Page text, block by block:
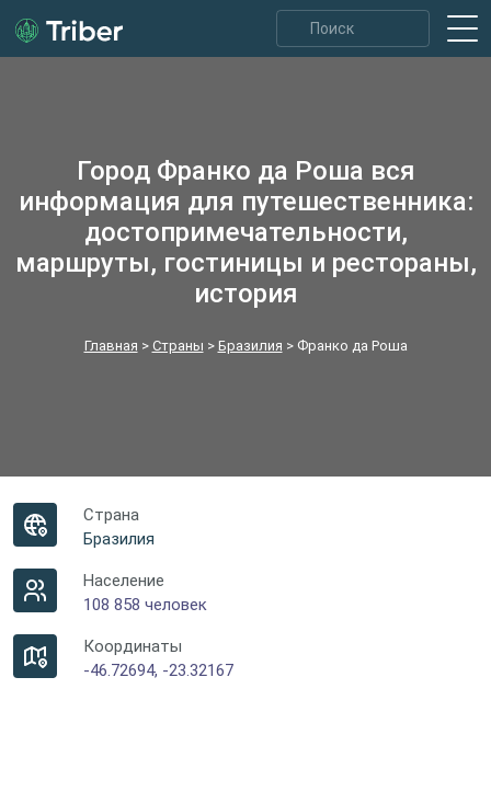
Город Франко да Роша вся
информация для путешественника:
достопримечательности,
маршруты, гостиницы и рестораны,
история
Главная > Страны > Бразилия > Франко да Роша
Страна
Бразилия
Население
108 858 человек
Координаты
-46.72694, -23.32167